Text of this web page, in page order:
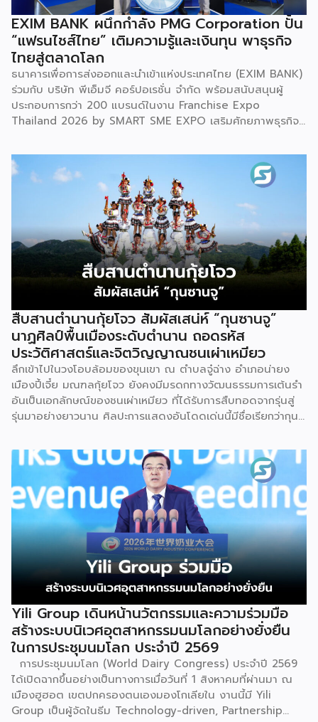
EXIM BANK ผนึกกำลัง PMG Corporation ปั้น
“แฟรนไชส์ไทย” เติมความรู้และเงินทุน พาธุรกิจ
ไทยสู่ตลาดโลก
ธนาคารเพื่อการส่งออกและนำเข้าแห่งประเทศไทย (EXIM BANK)
ร่วมกับ บริษัท พีเอ็มจี คอร์ปอเรชั่น จำกัด พร้อมสนับสนุนผู้
ประกอบการกว่า 200 แบรนด์ในงาน Franchise Expo
Thailand 2026 by SMART SME EXPO เสริมศักยภาพธุรกิจ
บริหารธุรกิจ การวางแผนการเงิน และการบริหารความเสี่ยง
เตรียมความพร้อมสำหรับการขยายตลาดสู่ต่างประเทศ โดยการ
จัดงานครั้งนี้คาดว่าจะสร้างมูลค่าทางเศรษฐกิจราว 220 ล้านบาท
แฟรนไชส์ไม่ใช่เพียงโมเดลธุรกิจ แต่คือ โอกาสในการต่อยอด
แบรนด์ไทยให้ก้าวสู่ตลาดใหม่ EXIM BANK จึงผนึกกำลัง
พันธมิตร สนับสนุนผู้ประกอบการไทยให้พร้อม ขยายธุรกิจ สร้าง
แบรนด์ และเปิดตลาดต่างประเทศ EXIM BANK พร้อมร่วมเดิน
ทางสู่การเปิดตลาดใหม่ เพื่อพา “แฟรนไชส์ไทย” เติบโตไกลใน
ตลาดโลก ด้วยบทบาท Export Co-pilot ที่พร้อมเคียงข้าง
ธุรกิจไทยในทุกเส้นทาง
สืบสานตำนานกุ้ยโจว สัมผัสเสน่ห์ “กุนซานจู”
นาฏศิลป์พื้นเมืองระดับตำนาน ถอดรหัส
ประวัติศาสตร์และจิตวิญญาณชนเผ่าเหมียว
ลึกเข้าไปในวงโอบล้อมของขุนเขา ณ ตำบลจู๋ฉ่าง อำเภอน่ายง
เมืองปี้เจี๋ย มณฑลกุ้ยโจว ยังคงมีมรดกทางวัฒนธรรมการเต้นรำ
อันเป็นเอกลักษณ์ของชนเผ่าเหมียว ที่ได้รับการสืบทอดจากรุ่นสู่
รุ่นมาอย่างยาวนาน ศิลปะการแสดงอันโดดเด่นนี้มีชื่อเรียกว่ากุน
โจว” ซึ่งทรงคุณค่าเป็นยิ่งกว่าการแสดง เพราะทำหน้าที่จดบันทึก
ประวัติศาสตร์การอพยพย้ายถิ่นฐาน สะท้อนภูมิปัญญาทาง
วัฒนธรรมอันรุ่มรวย และตอกย้ำจิตวิญญาณอันแข็งแกร่งของ
ชนเผ่าเหมียวไว้ได้อย่างงดงาม ตำนานเล่าว่า ยามอพยพย้าย
ถิ่นฐานในอดีตกาล เส้นทางของชาวเหมียวต้องเผชิญกับเทือกเขา
สูงชันและพงหนามรกร้าง เพื่อเปิดทางให้เพื่อนพ้องเดินทางผ่าน
พงไพร เหล่าผู้กล้าหาญจึงใช้ร่างกายของตนกลิ้งทับพงหนาม
อย่างไม่เกรงกลัวเพื่อถางทางให้คนในเผ่า ด้วยเหตุนี้ คนรุ่นหลังจึง
ได้จำลองท่วงท่าการกลิ้งตัวดังกล่าวมาต่อยอดและรังสรรค์เป็น
ระบำลู่เซิงอันเป็นเอกลักษณ์ เพื่อรำลึกถึงความกล้าหาญและหยาด
เหงื่อแรงกายของบรรพบุรุษ โดยทุกท่วงท่าการกลิ้งตัวคือการ
คารวะต่อบรรพชน และทุกการกระโดดสะท้อนถึงจิตวิญญาณอัน
แรงกล้าของชนเผ่าเหมียว กุนซานจูถือเป็นหนึ่งในศิลปะการ
เต้นรำที่ปราบเซียนและท้าทายที่สุดของชนเผ่าเหมียว ผู้แสดงจะ
สวมเสื้อนอกสีขาวปักลายอันประณีต และสวมหมวกขนไก่ฟ้า
พร้อมบรรเลงลู่เซิงแบบ 6 ท่อ จุดที่ท้าทายที่สุดคือเสียงเพลงจะ
ต้องพลิ้วไหวอย่างต่อเนื่อง นักเต้นจึงต้องเป่าลู่เซิงอย่าง
สม่ำเสมอโดยไม่สะดุด แม้ในยามที่ต้องโลดโผนด้วยท่วงท่าที่ยาก
Yili Group เดินหน้านวัตกรรมและความร่วมมือ
สร้างระบบนิเวศอุตสาหกรรมนมโลกอย่างยั่งยืน
ในการประชุมนมโลก ประจำปี 2569
การประชุมนมโลก (World Dairy Congress) ประจำปี 2569
ได้เปิดฉากขึ้นอย่างเป็นทางการเมื่อวันที่ 1 สิงหาคมที่ผ่านมา ณ
เมืองฮูฮอต เขตปกครองตนเองมองโกเลียใน งานนี้มี Yili
Group เป็นผู้จัดในธีม Technology-driven, Partnership